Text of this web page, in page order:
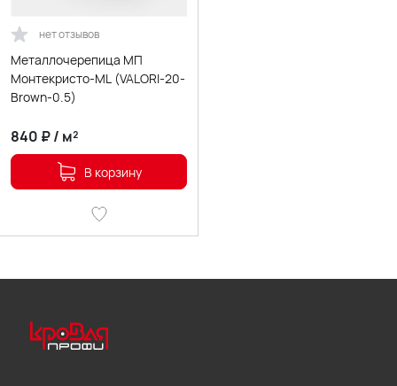
нет отзывов
Металлочерепица МП
Монтекристо-ML (VALORI-20-
Brown-0.5)
840 ₽/ м²
В корзину